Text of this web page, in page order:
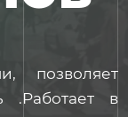
позволяет
.Работает в